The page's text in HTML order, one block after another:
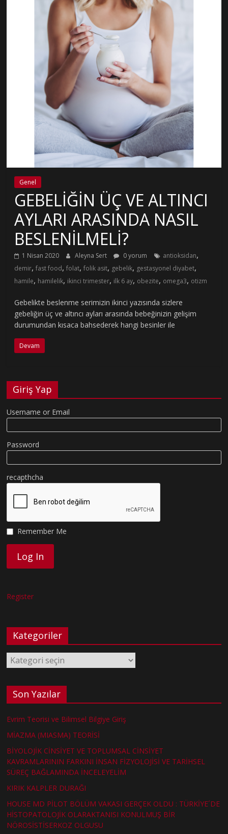
Genel
GEBELİĞİN ÜÇ VE ALTINCI
AYLARI ARASINDA NASIL
BESLENİLMELİ?
1 Nisan 2020 Aleyna Sert 0 yorum antioksidan,
demir,fast food,folat,folik asit, gebelik, gestasyonel diyabet,
hamile, hamilelik, ikinci trimester, ilk 6 ay, obezite, omega3, otizm
Gebelikte beslenme serimizin ikinci yazısında sizlere
gebeliğin üç ve altıncı ayları arasında bebeğinizin gelişim
durumundan kısaca bahsederek hangi besinler ile
Devam
Giriş Yap
Username or Email
Password
recapthcha
Remember Me
Register
Kategoriler
Kategoriler
Son Yazılar
Evrim Teorisi ve Bilimsel Bilgiye Giriş
MİAZMA (MIASMA) TEORİSİ
BİYOLOJİK CİNSİYET VE TOPLUMSAL CİNSİYET
KAVRAMLARININ FARKINI İNSAN FİZYOLOJİSİ VE TARİHSEL
SÜREÇ BAĞLAMINDA İNCELEYELİM
KIRIK KALPLER DURAĞI
HOUSE MD PİLOT BÖLÜM VAKASI GERÇEK OLDU : TÜRKİYE´DE
HİSTOPATOLOJİK OLARAKTANISI KONULMUŞ BİR
NÖROSİSTİSERKOZ OLGUSU